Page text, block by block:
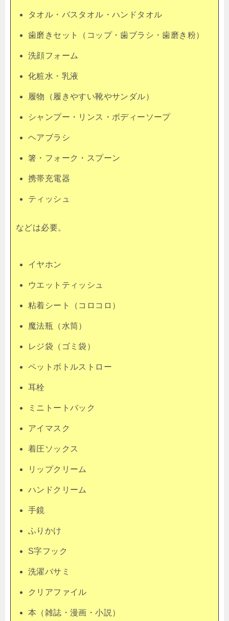
タオル・バスタオル・ハンドタオル
歯磨きセット（コップ・歯ブラシ・歯磨き粉）
洗顔フォーム
化粧水・乳液
履物（履きやすい靴やサンダル）
シャンプー・リンス・ボディーソープ
ヘアブラシ
箸・フォーク・スプーン
携帯充電器
ティッシュ
などは必要。
イヤホン
ウエットティッシュ
粘着シート（コロコロ）
魔法瓶（水筒）
レジ袋（ゴミ袋）
ペットボトルストロー
耳栓
ミニトートバック
アイマスク
着圧ソックス
リップクリーム
ハンドクリーム
手鏡
ふりかけ
S字フック
洗濯バサミ
クリアファイル
本（雑誌・漫画・小説）